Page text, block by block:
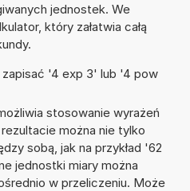
jednostek. We
który załatwia całą
'4 exp 3' lub '4 pow
stosowanie wyrażeń
można nie tylko
sobą, jak na przykład '62
jednostki miary można
w przeliczeniu. Może